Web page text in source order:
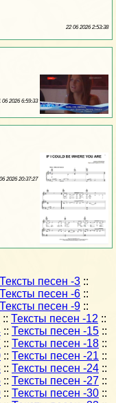
22 06 2026 2:53:38
06 2026 6:59:33
2026 20:37:27
Тексты песен -3 ::
Тексты песен -6 ::
Тексты песен -9 ::
:: Тексты песен -12 ::
:: Тексты песен -15 ::
:: Тексты песен -18 ::
:: Тексты песен -21 ::
:: Тексты песен -24 ::
:: Тексты песен -27 ::
:: Тексты песен -30 ::